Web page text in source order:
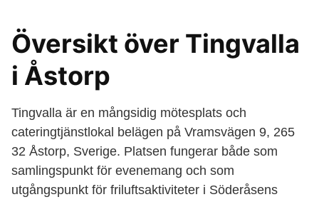
Översikt över Tingvalla
i Åstorp
Tingvalla är en mångsidig mötesplats och
cateringtjänstlokal belägen på Vramsvägen 9, 265
32 Åstorp, Sverige. Platsen fungerar både som
samlingspunkt för evenemang och som
utgångspunkt för friluftsaktiviteter i Söderåsens